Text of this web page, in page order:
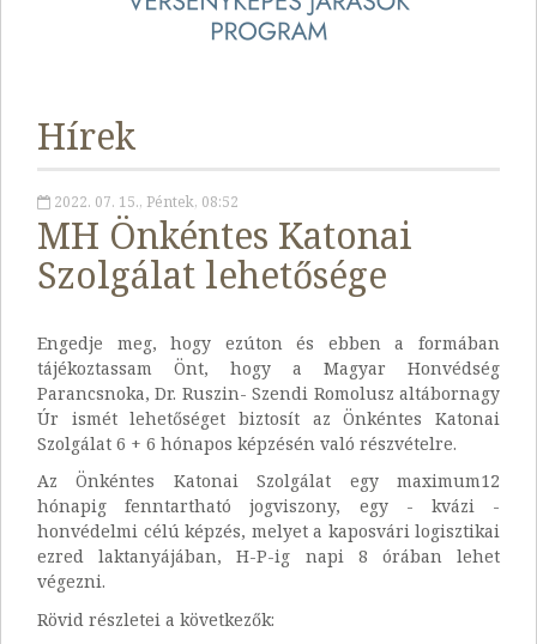
Hírek
2022. 07. 15., Péntek, 08:52
MH Önkéntes Katonai
Szolgálat lehetősége
Engedje meg, hogy ezúton és ebben a formában
tájékoztassam Önt, hogy a Magyar Honvédség
Parancsnoka, Dr. Ruszin- Szendi Romolusz altábornagy
Úr ismét lehetőséget biztosít az Önkéntes Katonai
Szolgálat 6 + 6 hónapos képzésén való részvételre.
Az Önkéntes Katonai Szolgálat egy maximum12
hónapig fenntartható jogviszony, egy - kvázi -
honvédelmi célú képzés, melyet a kaposvári logisztikai
ezred laktanyájában, H-P-ig napi 8 órában lehet
végezni.
Rövid részletei a következők: